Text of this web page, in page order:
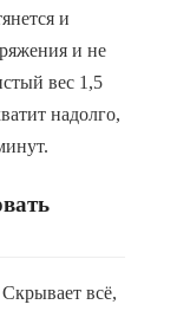
и
и не
вес 1,5
надолго,
всё,